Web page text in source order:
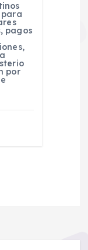
pagos
por